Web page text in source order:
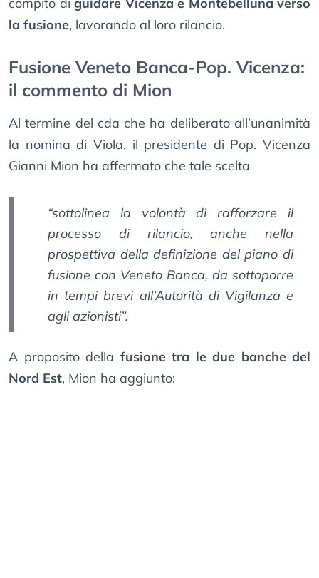
compito di guidare Vicenza e Montebelluna verso
la fusione, lavorando al loro rilancio.
Fusione Veneto Banca-Pop. Vicenza:
il commento di Mion
Al termine del cda che ha deliberato all’unanimità
la nomina di Viola, il presidente di Pop. Vicenza
Gianni Mion ha affermato che tale scelta
“sottolinea la volontà di rafforzare il
processo di rilancio, anche nella
prospettiva della definizione del piano di
fusione con Veneto Banca, da sottoporre
in tempi brevi all’Autorità di Vigilanza e
agli azionisti”.
A proposito della fusione tra le due banche del
Nord Est, Mion ha aggiunto: